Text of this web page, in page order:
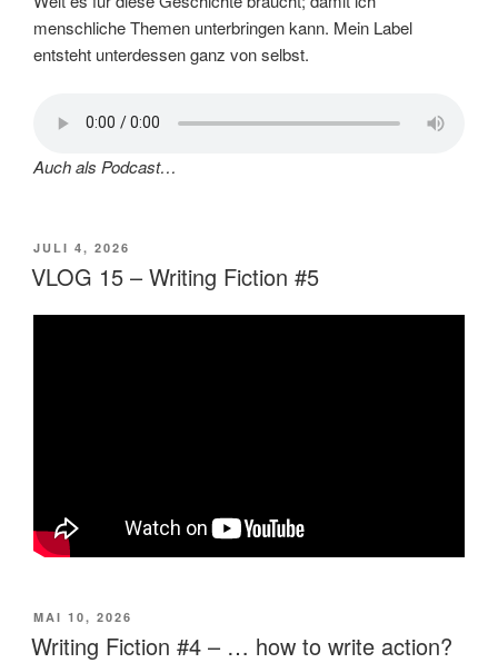
menschliche Themen unterbringen kann. Mein Label
entsteht unterdessen ganz von selbst.
Auch als Podcast…
VERÖFFENTLICHT
AM
JULI 4, 2026
VLOG 15 – Writing Fiction #5
VERÖFFENTLICHT
AM
MAI 10, 2026
Writing Fiction #4 – … how to write action?